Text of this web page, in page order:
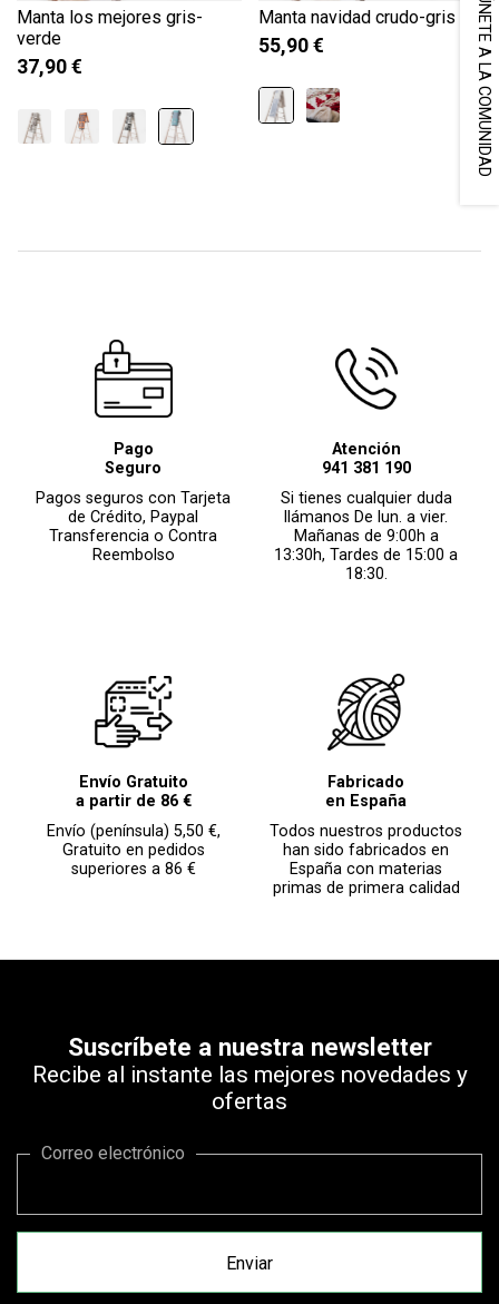
Manta los mejores gris-
verde
37,90 €
Manta navidad crudo-gris
55,90 €
Pago
Seguro
Pagos seguros con Tarjeta
de Crédito, Paypal
Transferencia o Contra
Reembolso
Atención
941 381 190
Si tienes cualquier duda
llámanos De lun. a vier.
Mañanas de 9:00h a
13:30h, Tardes de 15:00 a
18:30.
Envío Gratuito
a partir de 86 €
Envío (península) 5,50 €,
Gratuito en pedidos
superiores a 86 €
Fabricado
en España
Todos nuestros productos
han sido fabricados en
España con materias
primas de primera calidad
Suscríbete a nuestra newsletter
Recibe al instante las mejores novedades y
ofertas
Correo electrónico
ÚNETE A LA COMUNIDAD